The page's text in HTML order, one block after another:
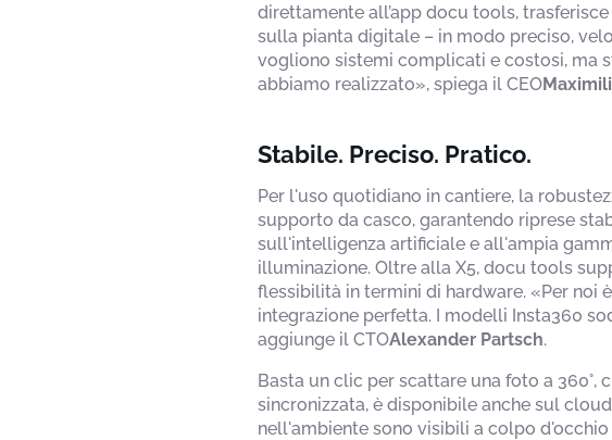
direttamente all’app docu tools,
sulla pianta digitale – in modo preciso,
vogliono sistemi complicati e costosi, ma
abbiamo realizzato», spiega il CEO
Stabile. Preciso. Pratico.
Per l'uso quotidiano in cantiere, la
supporto da casco, garantendo riprese
sull'intelligenza artificiale e all'ampia
illuminazione. Oltre alla X5, docu tools
flessibilità in termini di hardware. «Per noi
integrazione perfetta. I modelli Insta360
aggiunge il CTOAlexander Partsch.
Basta un clic per scattare una foto a
sincronizzata, è disponibile anche sul
nell'ambiente sono visibili a colpo